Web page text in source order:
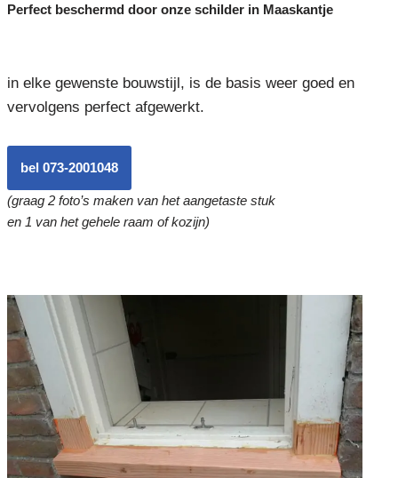
Perfect beschermd door onze schilder in Maaskantje
in elke gewenste bouwstijl, is de basis weer goed en
vervolgens perfect afgewerkt.
bel 073-2001048
(graag 2 foto’s maken van het aangetaste stuk
en 1 van het gehele raam of kozijn)